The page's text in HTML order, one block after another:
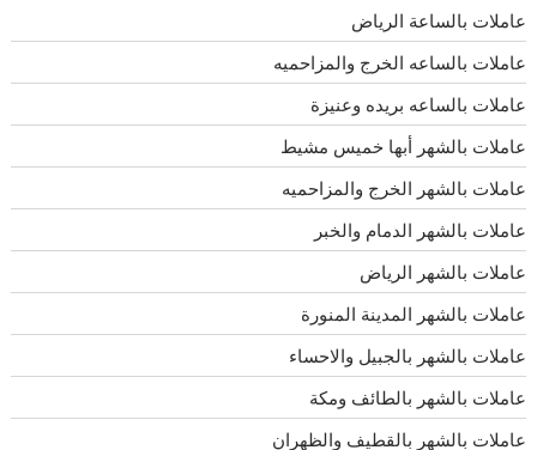
عاملات بالساعة الرياض
عاملات بالساعه الخرج والمزاحميه
عاملات بالساعه بريده وعنيزة
عاملات بالشهر أبها خميس مشيط
عاملات بالشهر الخرج والمزاحميه
عاملات بالشهر الدمام والخبر
عاملات بالشهر الرياض
عاملات بالشهر المدينة المنورة
عاملات بالشهر بالجبيل والاحساء
عاملات بالشهر بالطائف ومكة
عاملات بالشهر بالقطيف والظهران